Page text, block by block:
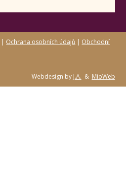
| Ochrana osobních údajů | Obchodní
Webdesign by J.A. & MioWeb